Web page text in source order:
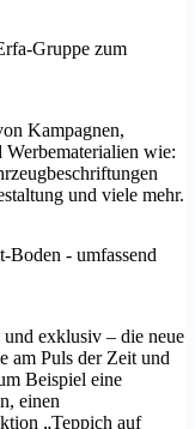
Gruppe zum
Kampagnen,
Werbematerialien wie:
und viele mehr.
Boden - umfassend
exklusiv – die neue
Puls der Zeit und
Beispiel eine
einen
„Teppich auf